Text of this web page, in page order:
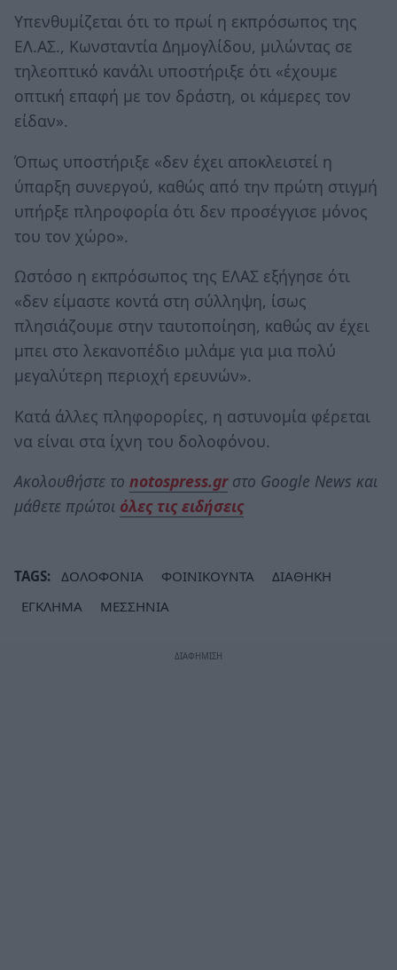
Υπενθυμίζεται ότι το πρωί η εκπρόσωπος της
ΕΛ.ΑΣ., Κωνσταντία Δημογλίδου, μιλώντας σε
τηλεοπτικό κανάλι υποστήριξε ότι «έχουμε
οπτική επαφή με τον δράστη, οι κάμερες τον
είδαν».
Όπως υποστήριξε «δεν έχει αποκλειστεί η
ύπαρξη συνεργού, καθώς από την πρώτη στιγμή
υπήρξε πληροφορία ότι δεν προσέγγισε μόνος
του τον χώρο».
Ωστόσο η εκπρόσωπος της ΕΛΑΣ εξήγησε ότι
«δεν είμαστε κοντά στη σύλληψη, ίσως
πλησιάζουμε στην ταυτοποίηση, καθώς αν έχει
μπει στο λεκανοπέδιο μιλάμε για μια πολύ
μεγαλύτερη περιοχή ερευνών».
Κατά άλλες πληφορορίες, η αστυνομία φέρεται
να είναι στα ίχνη του δολοφόνου.
Ακολουθήστε το notospress.grστο Google News και
μάθετε πρώτοι όλες τις ειδήσεις
TAGS: ΔΟΛΟΦΟΝΙΑ ΦΟΙΝΙΚΟΥΝΤΑ
ΔΙΑΘΗΚΗ
ΕΓΚΛΗΜΑ
ΜΕΣΣΗΝΙΑ